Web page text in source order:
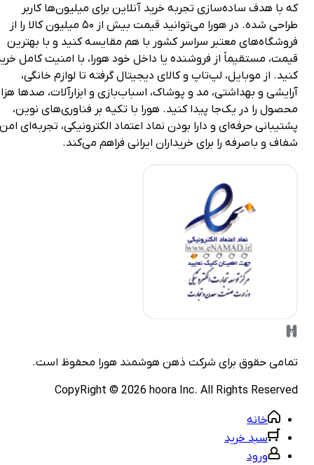
با هدف ساده‌سازی تجربه خرید آنلاین برای میلیون‌ها کاربر
طراحی شده. در هورا می‌توانید قیمت بیش از ۵۰ میلیون کالا را از
معتبر سراسر کشور با هم مقایسه کنید و با بهترین
مستقیماً از فروشنده یا داخل خود هورا، با امنیت کامل خرید
از موبایل، لپ‌تاپ و کالای دیجیتال گرفته تا لوازم خانگی،
و بهداشتی، مد و پوشاک، اسباب‌بازی و ابزارآلات، صدها هزار
را در یک‌جا پیدا کنید. هورا با تکیه بر فناوری‌های نوین،
حرفه‌ای و دارا بودن نماد اعتماد الکترونیکی، تجربه‌ای امن،
و باصرفه را برای خریداران ایرانی فراهم می‌کند.
حقوق برای شرکتذهن هوشمند هورامحفوظ است.
CopyRight ©2026hoora Inc. All Rights
خانه
سبد خرید
ورود